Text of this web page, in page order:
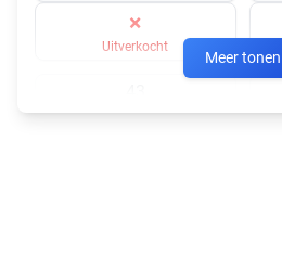
×
Uitverkocht
Meer tonen